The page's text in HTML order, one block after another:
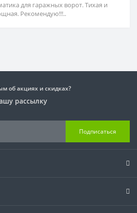
для гаражных ворот. Тихая и
Рекомендую!!!..
об акциях и скидках?
рассылку
Подписаться